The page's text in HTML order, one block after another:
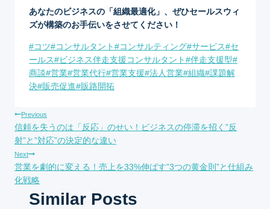
あなたのビジネスの「組織最適化」、ぜひセールスウィ
ズが構築のお手伝いをさせてください！
Post
Tags:
#コツ#コンサルタント#コンサルティング#サービス#セ
ールス#ビジネス伴走支援コンサルタント#伴走支援型#
商談#営業#営業代行#営業支援#法人営業#組織#課題解
決#販売促進#販路開拓
投
稿
ナ
ビ
Previous
信頼を失うのは「反応」のせい！ビジネスの停滞を招く”反
射”と”対応”の決定的な違い
Next
営業を劇的に変える！売上を33%伸ばす”3つの黄金則”と仕組み
化戦略
Similar Posts